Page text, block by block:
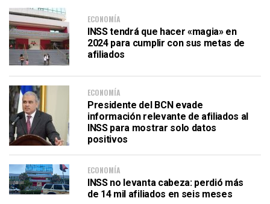
ECONOMÍA
INSS tendrá que hacer «magia» en
2024 para cumplir con sus metas de
afiliados
ECONOMÍA
Presidente del BCN evade
información relevante de afiliados al
INSS para mostrar solo datos
positivos
ECONOMÍA
INSS no levanta cabeza: perdió más
de 14 mil afiliados en seis meses